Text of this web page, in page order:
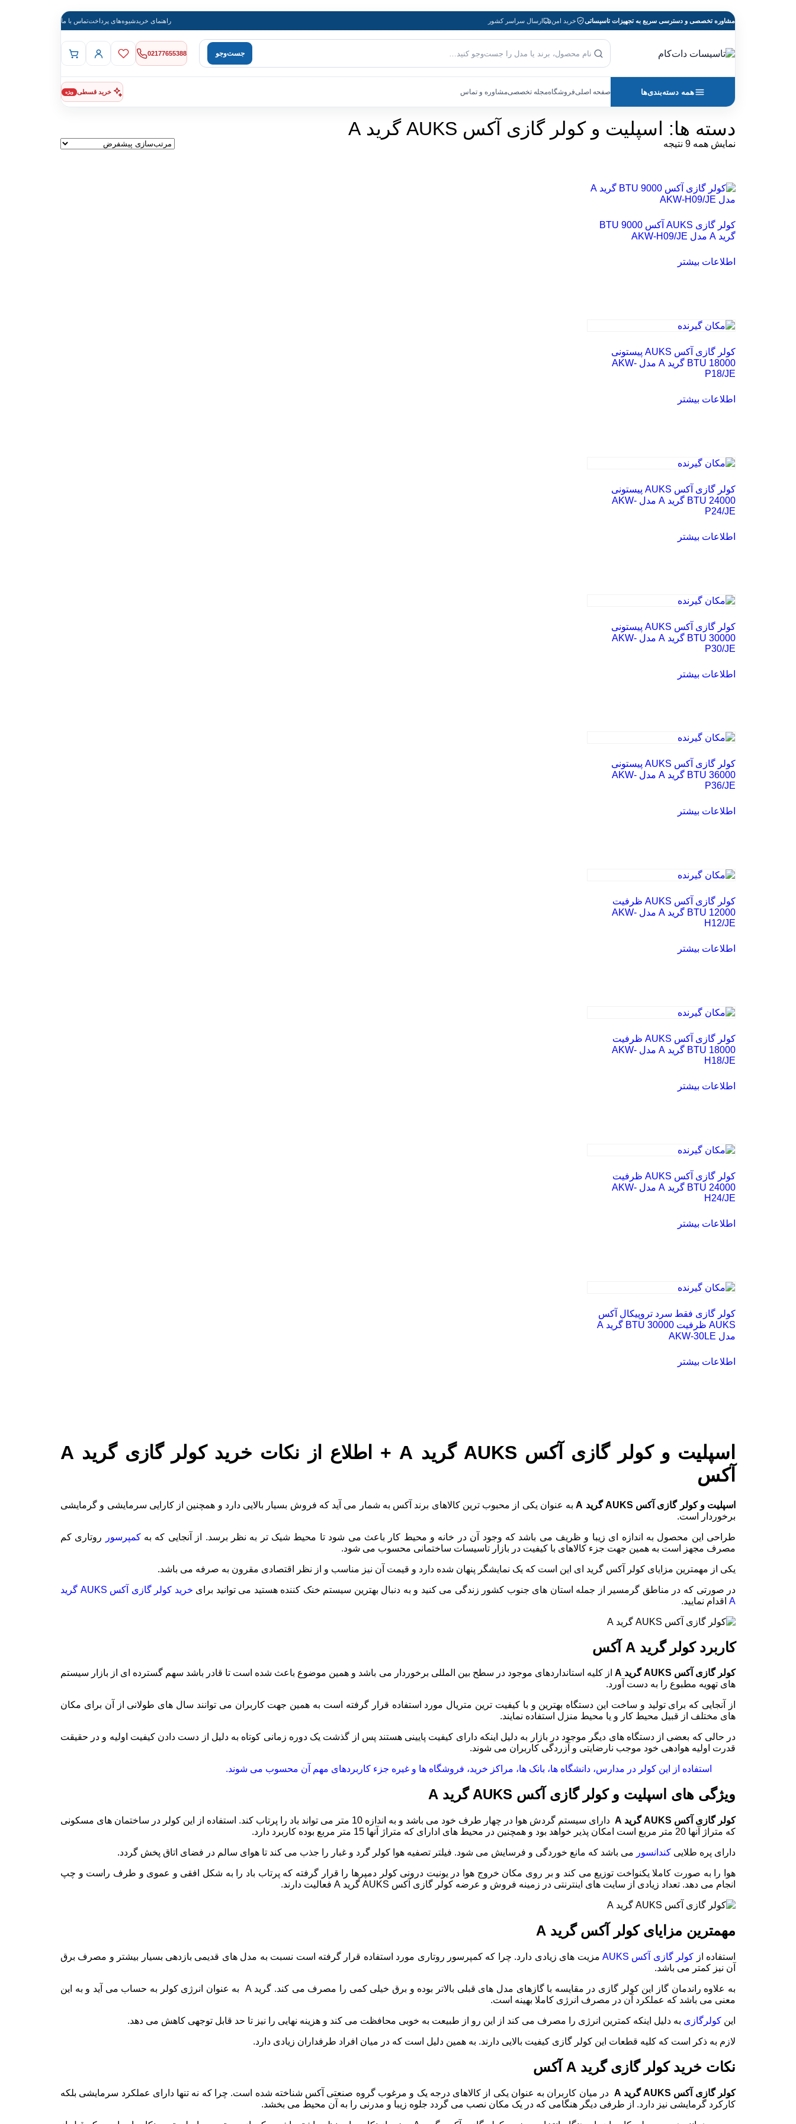
مشاوره تخصصی و دسترسی سریع به تجهیزات تاسیساتی خرید امن ارسال سراسر کشور راهنمای خریدشیوه‌های پرداختتماس با ما
بازگشت به صفحه اصلی جست‌وجوی محصول جست‌وجو 02177655388
همه دسته‌بندی‌ها صفحه اصلیفروشگاهمجله تخصصیمشاوره و تماس خرید قسطی ویژه
دسته ها: اسپلیت و کولر گازی آکس AUKS گرید A
نمایش همه 9 نتیجه
کولر گازی AUKS آکس 9000 BTU
گرید A مدل AKW-H09/JE
اطلاعات بیشتر
کولر گازی آکس AUKS پیستونی
18000 BTU گرید A مدل AKW-
P18/JE
اطلاعات بیشتر
کولر گازی آکس AUKS پیستونی
24000 BTU گرید A مدل AKW-
P24/JE
اطلاعات بیشتر
کولر گازی آکس AUKS پیستونی
30000 BTU گرید A مدل AKW-
P30/JE
اطلاعات بیشتر
کولر گازی آکس AUKS پیستونی
36000 BTU گرید A مدل AKW-
P36/JE
اطلاعات بیشتر
کولر گازی آکس AUKS ظرفیت
12000 BTU گرید A مدل AKW-
H12/JE
اطلاعات بیشتر
کولر گازی آکس AUKS ظرفیت
18000 BTU گرید A مدل AKW-
H18/JE
اطلاعات بیشتر
کولر گازی آکس AUKS ظرفیت
24000 BTU گرید A مدل AKW-
H24/JE
اطلاعات بیشتر
کولر گازی فقط سرد تروپیکال آکس
AUKS ظرفیت 30000 BTU گرید A
مدل AKW-30LE
اطلاعات بیشتر
اسپلیت و کولر گازی آکس AUKS گرید A + اطلاع از نکات خرید کولر گازی گرید A
آکس
اسپلیت و کولر گازی آکس AUKS گرید A
به عنوان یکی از محبوب ترین کالاهای برند آکس به شمار می آید که فروش بسیار بالایی دارد و همچنین از کارایی سرمایشی و گرمایشی
برخوردار است.
طراحی این محصول به اندازه ای زیبا و ظریف می باشد که وجود آن در خانه و محیط کار باعث می شود تا محیط شیک تر به نظر برسد. از آنجایی که بهکمپرسور
روتاری کم
مصرف مجهز است به همین جهت جزء کالاهای با کیفیت در بازار تاسیسات ساختمانی محسوب می شود.
یکی از مهمترین مزایای کولر آکس گرید ای این است که یک نمایشگر پنهان شده دارد و قیمت آن نیز مناسب و از نظر اقتصادی مقرون به صرفه می باشد.
در صورتی که در مناطق گرمسیر از جمله استان های جنوب کشور زندگی می کنید و به دنبال بهترین سیستم خنک کننده هستید می توانید برای
خرید کولر گازی آکس AUKS گرید
A اقدام نمایید.
کاربرد کولر گرید A آکس
کولر گازی آکس AUKSگرید A از کلیه استانداردهای موجود در سطح بین المللی برخوردار می باشد و همین موضوع باعث شده است تا قادر باشد سهم گسترده ای از بازار سیستم
های تهویه مطبوع را به دست آورد.
از آنجایی که برای تولید و ساخت این دستگاه بهترین و با کیفیت ترین متریال مورد استفاده قرار گرفته است به همین جهت کاربران می توانند سال های طولانی از آن برای مکان
های مختلف از قبیل محیط کار و یا محیط منزل استفاده نمایند.
در حالی که بعضی از دستگاه های دیگر موجود در بازار به دلیل اینکه دارای کیفیت پایینی هستند پس از گذشت یک دوره زمانی کوتاه به دلیل از دست دادن کیفیت اولیه و در حقیقت
قدرت اولیه هوادهی خود موجب نارضایتی و آزردگی کاربران می شوند.
استفاده از این کولر در مدارس، دانشگاه ها، بانک ها، مراکز خرید، فروشگاه ها و غیره جزء کاربردهای مهم آن محسوب می شوند.
ویژگی های اسپلیت و کولر گازی آکس AUKS گرید A
کولر گازی آکس AUKSگرید A
دارای سیستم گردش هوا در چهار طرف خود می باشد و به اندازه 10 متر می تواند باد را پرتاب کند. استفاده از این کولر در ساختمان های مسکونی
که متراژ آنها 20 متر مربع است امکان پذیر خواهد بود و همچنین در محیط های ادارای که متراژ آنها 15 متر مربع بوده کاربرد دارد.
دارای پره طلایی کندانسور می باشد که مانع خوردگی و فرسایش می شود. فیلتر تصفیه هوا کولر گرد و غبار را جذب می کند تا هوای سالم در فضای اتاق پخش گردد.
هوا را به صورت کاملا یکنواخت توزیع می کند و بر روی مکان خروج هوا در یونیت درونی کولر دمپرها را قرار گرفته که پرتاب باد را به شکل افقی و عموی و طرف راست و چپ
انجام می دهد. تعداد زیادی از سایت های اینترنتی در زمینه فروش و عرضه کولر گازی آکس AUKS گرید A فعالیت دارند.
مهمترین مزایای کولر آکس گرید A
استفاده از کولر گازی آکس AUKS
مزیت های زیادی دارد. چرا که کمپرسور روتاری مورد استفاده قرار گرفته است نسبت به مدل های قدیمی بازدهی بسیار بیشتر و مصرف برق
آن نیز کمتر می باشد.
به علاوه راندمان گاز این کولر گازی در مقایسه با گازهای مدل های قبلی بالاتر بوده و برق خیلی کمی را مصرف می کند. گرید A به عنوان انرژی کولر به حساب می آید و به این
معنی می باشد که عملکرد آن در مصرف انرژی کاملا بهینه است.
این کولرگازی به دلیل اینکه کمترین انرژی را مصرف می کند از این رو از طبیعت به خوبی محافظت می کند و هزینه نهایی را نیز تا حد قابل توجهی کاهش می دهد.
لازم به ذکر است که کلیه قطعات این کولر گازی کیفیت بالایی دارند. به همین دلیل است که در میان افراد طرفداران زیادی دارد.
نکات خرید کولر گازی گرید A آکس
کولر گازی آکس AUKSگرید A در میان کاربران به عنوان یکی از کالاهای درجه یک و مرغوب گروه صنعتی آکس شناخته شده است. چرا که نه تنها دارای عملکرد سرمایشی بلکه
کارکرد گرمایشی نیز دارد. از طرفی دیگر هنگامی که در یک مکان نصب می گردد جلوه زیبا و مدرنی را به آن محیط می بخشد.